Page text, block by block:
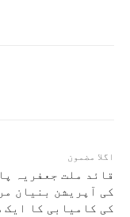
اگلا مضمون
قائد ملت جعفریہ
کی آپریشن بنیان
کی کامیابی کا ایک